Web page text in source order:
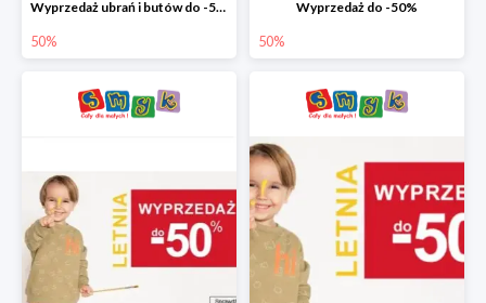
Wyprzedaż ubrań i butów do -50%
50%
Wyprzedaż do -50%
50%